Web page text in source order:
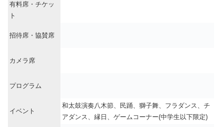
有料席・チケッ
ト
招待席・協賛席
カメラ席
プログラム
イベント
和太鼓演奏八木節、民踊、獅子舞、フラダンス、チ
アダンス、縁日、ゲームコーナー(中学生以下限定)